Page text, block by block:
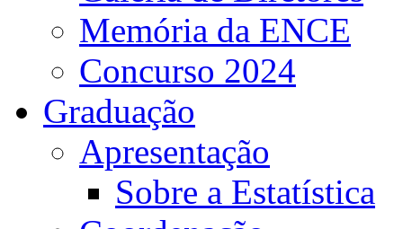
Memória da ENCE
Concurso 2024
Graduação
Apresentação
Sobre a Estatística